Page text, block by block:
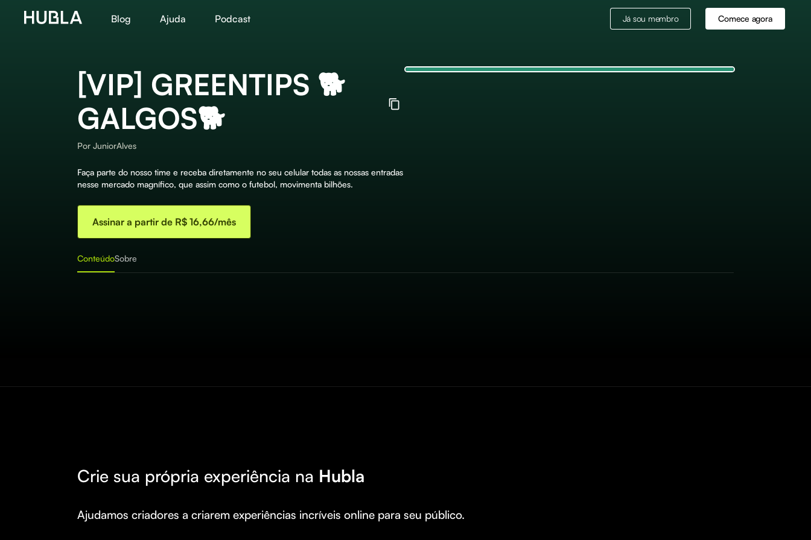
Blog Ajuda Podcast Já sou membro Comece agora
[VIP] GREENTIPS 🐕
GALGOS🐕
Por JuniorAlves
Faça parte do nosso time e receba diretamente no seu celular todas as nossas entradas
nesse mercado magnífico, que assim como o futebol, movimenta bilhões.
Assinar a partir de R$ 16,66/mês
ConteúdoSobre
Crie sua própria experiência na Hubla
Ajudamos criadores a criarem experiências incríveis online para seu público.